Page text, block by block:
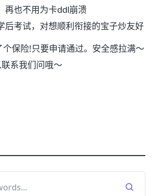
再也不用为卡ddl崩溃
后考试，对想顺利衔接的宝子炒友好
个保险!只要申请通过。安全感拉满～
系我们问哦～